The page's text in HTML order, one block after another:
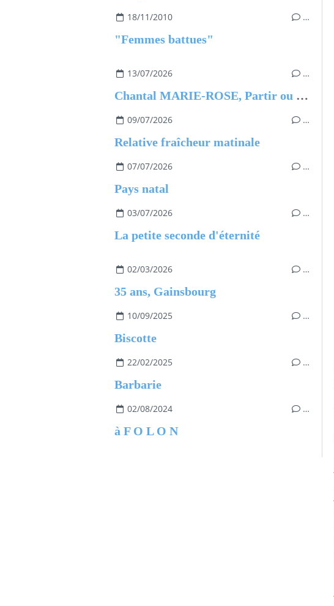
18/11/2010 …
"Femmes battues"
13/07/2026 …
Chantal MARIE-ROSE, Partir ou rester - Les clés pour évoluer professionnellement sans regret
09/07/2026 …
Relative fraîcheur matinale
07/07/2026 …
Pays natal
03/07/2026 …
La petite seconde d'éternité
02/03/2026 …
35 ans, Gainsbourg
10/09/2025 …
Biscotte
22/02/2025 …
Barbarie
02/08/2024 …
à F O L O N